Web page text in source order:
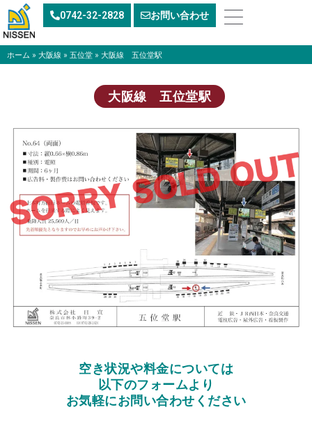
内
容
を
ス
0742-32-2828 お問い合わせ
ホーム » 大阪線 » 五位堂 » 大阪線 五位堂駅
大阪線 五位堂駅
空き状況や料金については
以下のフォームより
お気軽にお問い合わせください